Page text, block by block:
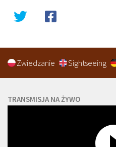
Zwiedzanie Sightseeing
TRANSMISJA NA ŻYWO